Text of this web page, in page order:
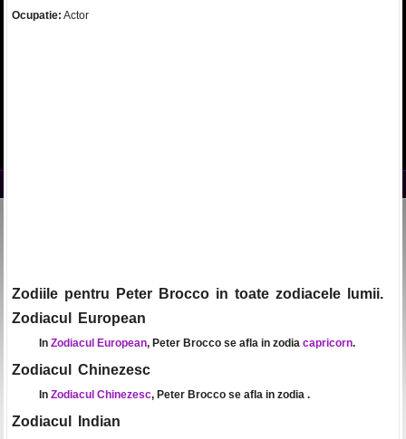
Ocupatie: Actor
Zodiile pentru Peter Brocco in toate zodiacele lumii.
Zodiacul European
In Zodiacul European, Peter Brocco se afla in zodia capricorn.
Zodiacul Chinezesc
In Zodiacul Chinezesc, Peter Brocco se afla in zodia .
Zodiacul Indian